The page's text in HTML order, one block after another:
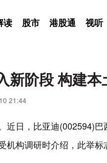
读 股市 港股通 视听
新阶段 构建
21:44
近日，比亚迪(002594)
构调研时介绍，此举标